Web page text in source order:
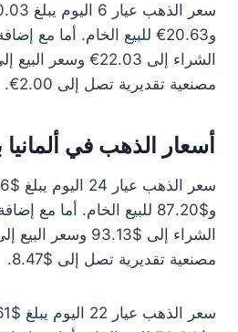
و20.63€ للبيع الخام. أما مع
مصنعية تقديرية تصل إلى 2.00€.
أسعار الذهب في ألمانيا
و$87.20 للبيع الخام. أما مع
مصنعية تقديرية تصل إلى $8.47.